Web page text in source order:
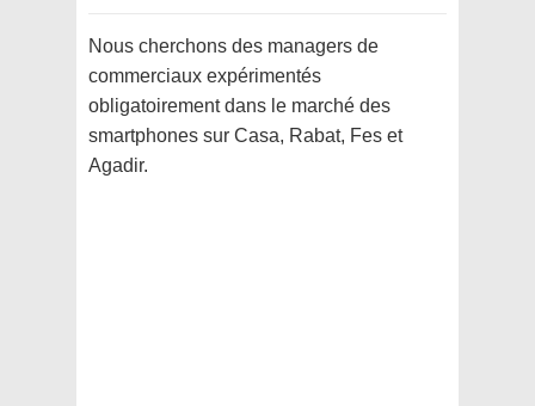
Nous cherchons des managers de
commerciaux expérimentés
obligatoirement dans le marché des
smartphones sur Casa, Rabat, Fes et
Agadir.